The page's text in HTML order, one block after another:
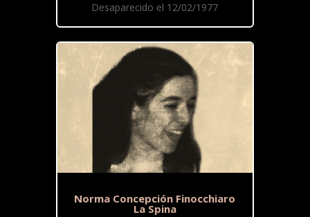
Desaparecido el 12/02/1977
Norma Concepción Finocchiaro
La Spina